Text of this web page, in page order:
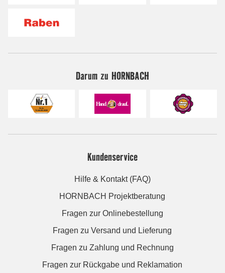
Darum zu HORNBACH
Kundenservice
Hilfe & Kontakt (FAQ)
HORNBACH Projektberatung
Fragen zur Onlinebestellung
Fragen zu Versand und Lieferung
Fragen zu Zahlung und Rechnung
Fragen zur Rückgabe und Reklamation